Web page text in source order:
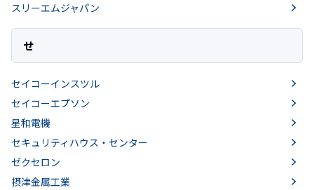
スリーエムジャパン
せ
セイコーインスツル
セイコーエプソン
星和電機
セキュリティハウス・センター
ゼクセロン
摂津金属工業